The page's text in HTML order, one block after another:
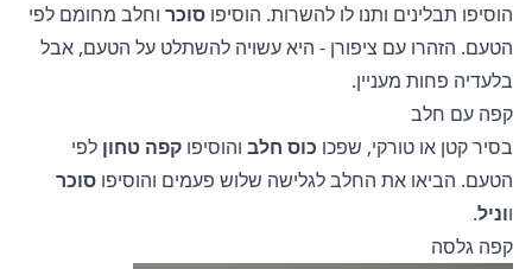
הוסיפו תבלינים ותנו לו להשרות. הוסיפו סוכר וחלב מחומם לפי
הטעם. הזהרו עם ציפורן - היא עשויה להשתלט על הטעם, אבל
בלעדיה פחות מעניין.
קפה עם חלב
בסיר קטן או טורקי, שפכו כוס חלב והוסיפו קפה טחון לפי
הטעם. הביאו את החלב לגלישה שלוש פעמים והוסיפו סוכר
ווניל.
קפה גלסה